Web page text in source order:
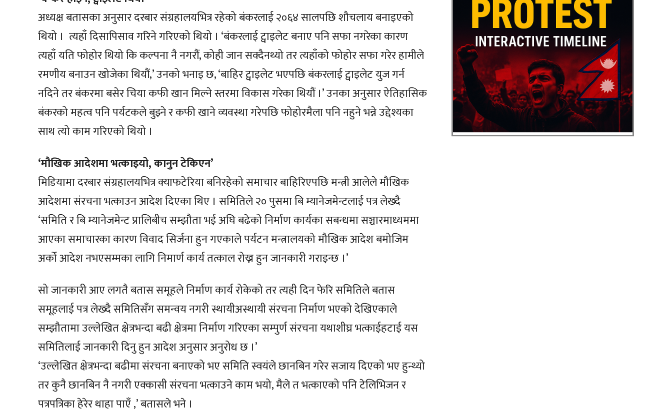
अध्यक्ष बतासका अनुसार दरबार संग्रहालयभित्र रहेको बंकरलाई २०६४ सालपछि शौचलाय बनाइएको
थियो । त्यहाँ दिसापिसाव गरिने गरिएको थियो । ‘बंकरलाई ट्वाइलेट बनाए पनि सफा नगरेका कारण
त्यहाँ यति फोहोर थियो कि कल्पना नै नगरौं, कोही जान सक्दैनथ्यो तर त्यहाँको फोहोर सफा गरेर हामीले
रमणीय बनाउन खोजेका थियौं,’ उनको भनाइ छ, ‘बाहिर ट्वाइलेट भएपछि बंकरलाई ट्वाइलेट युज गर्न
नदिने तर बंकरमा बसेर चिया कफी खान मिल्ने स्तरमा विकास गरेका थियौं ।’ उनका अनुसार ऐतिहासिक
बंकरको महत्व पनि पर्यटकले बुझ्ने र कफी खाने व्यवस्था गरेपछि फोहोरमैला पनि नहुने भन्ने उद्देश्यका
साथ त्यो काम गरिएको थियो ।
‘मौखिक आदेशमा भत्काइयो, कानुन टेकिएन’
मिडियामा दरबार संग्रहालयभित्र क्याफटेरिया बनिरहेको समाचार बाहिरिएपछि मन्त्री आलेले मौखिक
आदेशमा संरचना भत्काउन आदेश दिएका थिए । समितिले २० पुसमा बि म्यानेजमेन्टलाई पत्र लेख्दै
‘समिति र बि म्यानेजमेन्ट प्रालिबीच सम्झौता भई अघि बढेको निर्माण कार्यका सबन्धमा सञ्चारमाध्यममा
आएका समाचारका कारण विवाद सिर्जना हुन गएकाले पर्यटन मन्त्रालयको मौखिक आदेश बमोजिम
अर्को आदेश नभएसम्मका लागि निमार्ण कार्य तत्काल रोख्न हुन जानकारी गराइन्छ ।’
सो जानकारी आए लगतै बतास समूहले निर्माण कार्य रोकेको तर त्यही दिन फेरि समितिले बतास
समूहलाई पत्र लेख्दै समितिसँग समन्वय नगरी स्थायीअस्थायी संरचना निर्माण भएको देखिएकाले
सम्झौतामा उल्लेखित क्षेत्रभन्दा बढी क्षेत्रमा निर्माण गरिएका सम्पुर्ण संरचना यथाशीघ्र भत्काईहटाई यस
समितिलाई जानकारी दिनु हुन आदेश अनुसार अनुरोध छ ।’
‘उल्लेखित क्षेत्रभन्दा बढीमा संरचना बनाएको भए समिति स्वयंले छानबिन गरेर सजाय दिएको भए हुन्थ्यो
तर कुनै छानबिन नै नगरी एक्कासी संरचना भत्काउने काम भयो, मैले त भत्काएको पनि टेलिभिजन र
पत्रपत्रिका हेरेर थाहा पाएँ ,’ बतासले भने ।